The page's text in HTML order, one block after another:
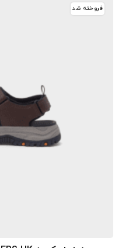
فروخته شد